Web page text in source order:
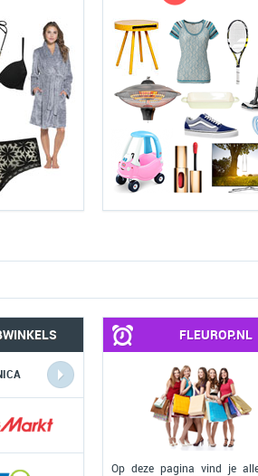
COMPUTERS
FLEUROP.NL
Op deze pagina vind je